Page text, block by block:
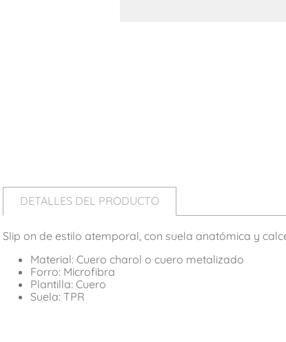
DETALLES DEL PRODUCTO
Slip on de estilo atemporal, con suela anatómica y
Material: Cuero charol o cuero metalizado
Forro: Microfibra
Plantilla: Cuero
Suela: TPR